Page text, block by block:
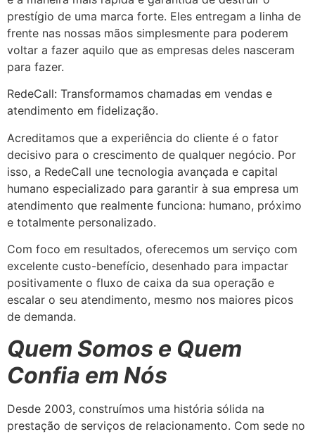
prestígio de uma marca forte. Eles entregam a linha de
frente nas nossas mãos simplesmente para poderem
voltar a fazer aquilo que as empresas deles nasceram
para fazer.
RedeCall: Transformamos chamadas em vendas e
atendimento em fidelização.
Acreditamos que a experiência do cliente é o fator
decisivo para o crescimento de qualquer negócio. Por
isso, a RedeCall une tecnologia avançada e capital
humano especializado para garantir à sua empresa um
atendimento que realmente funciona: humano, próximo
e totalmente personalizado.
Com foco em resultados, oferecemos um serviço com
excelente custo-benefício, desenhado para impactar
positivamente o fluxo de caixa da sua operação e
escalar o seu atendimento, mesmo nos maiores picos
de demanda.
Quem Somos e Quem
Confia em Nós
Desde 2003, construímos uma história sólida na
prestação de serviços de relacionamento. Com sede no